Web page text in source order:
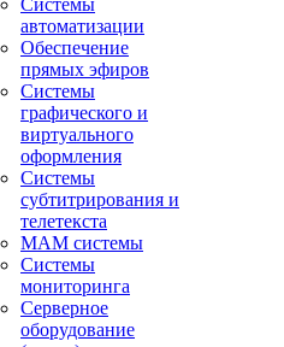
Системы
автоматизации
Обеспечение
прямых эфиров
Системы
графического и
виртуального
оформления
Системы
субтитрирования и
телетекста
MAM системы
Системы
мониторинга
Серверное
оборудование